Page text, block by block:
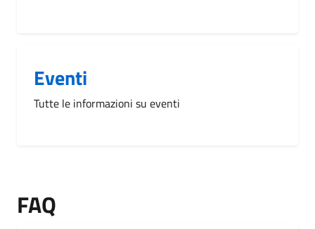
Eventi
Tutte le informazioni su eventi
FAQ